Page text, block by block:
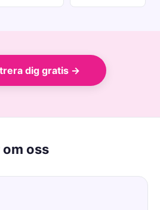
dig gratis →
om oss